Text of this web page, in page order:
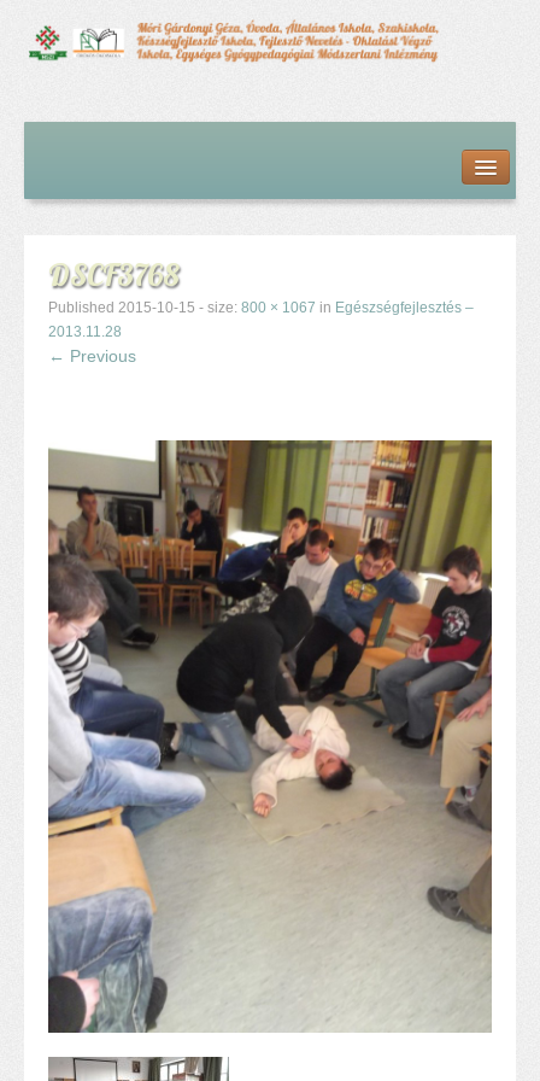
Hírfolyam
Alapdokumentumok
Intézményvezetői megbízás dokumentumai
Órarendek (2025/26. tanév)
Szakképzés
Diákigazolvány
Középfokú beiskolázás a 2026-2027-ös tanévben
Középfokú eredmények
Alapítvány
Pedagógiai szakmai ellenőrzés
Gyermek- és ifjúságvédelem
Étlap
Projektjeink
Digitális témahét 2016
EFOP-3.1.6
Közlekedés biztonsági pályázat
TÁMOP 2.2.7.A-13/1
TÁMOP-3.1.4-12/2
Projektbeszámolók
Egészségnap
Informatika Szakkör
Konfliktuskezelés
Mindennapos testnevelés
Dohányzás-megelőzés
Erdei túra
DSCF3768
Published 2015-10-15 - size: 800 × 1067 in Egészségfejlesztés –
2013.11.28
← Previous